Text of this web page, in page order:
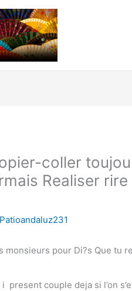
coller
Realiser rire
Patioandaluz231
monsieurs pour Di?s Que tu
present couple deja si l’on